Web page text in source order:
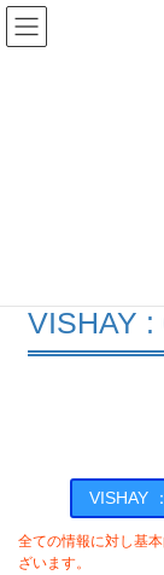
コ
ン
ナ
ビ
VISHAY :
VISHAY
全ての情報に対し基
ざいます。